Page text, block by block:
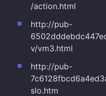
/action.html
http://pub-
v/vm3.html
http://pub-
slo.htm